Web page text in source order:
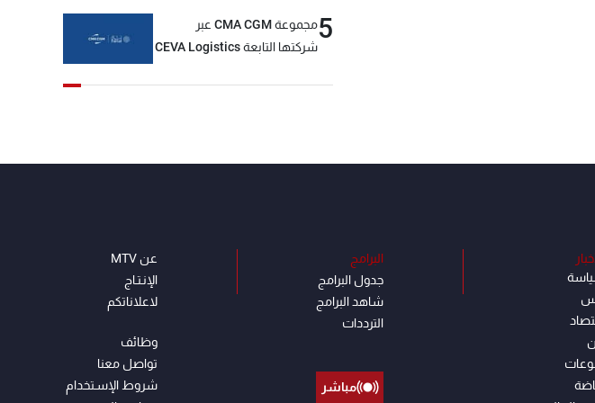
5
مجموعة CMA CGM عبر
شركتها التابعة CEVA Logistics
البرامج
جدول البرامج
شاهد البرامج
الترددات
مباشر
عن MTV
الإنـتـاج
لاعلاناتكم
وظائف
تواصل معنا
شروط الإسـتخدام